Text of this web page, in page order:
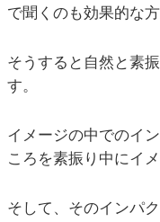
で聞くのも効果的な方
そうすると自然と素
す。
イメージの中でのイ
ころを素振り中にイ
そして、そのインパ